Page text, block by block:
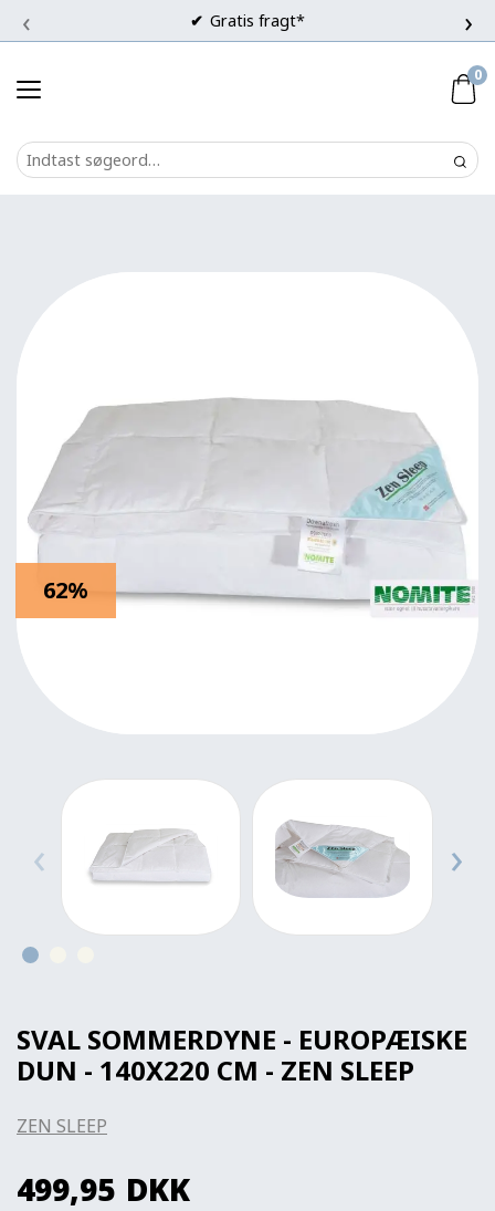
Gratis fragt*
‹ ›
0
62%
‹ ›
SVAL SOMMERDYNE - EUROPÆISKE
DUN - 140X220 CM - ZEN SLEEP
ZEN SLEEP
499,95 DKK